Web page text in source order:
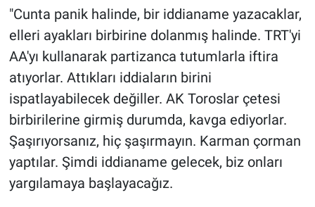
"Cunta panik halinde, bir iddianame yazacaklar,
elleri ayakları birbirine dolanmış halinde. TRT'yi
AA'yı kullanarak partizanca tutumlarla iftira
atıyorlar. Attıkları iddiaların birini
ispatlayabilecek değiller. AK Toroslar çetesi
birbirilerine girmiş durumda, kavga ediyorlar.
Şaşırıyorsanız, hiç şaşırmayın. Karman çorman
yaptılar. Şimdi iddianame gelecek, biz onları
yargılamaya başlayacağız.